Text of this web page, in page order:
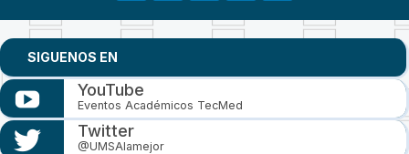
SIGUENOS EN
YouTube
Eventos Académicos TecMed
Twitter
@UMSAlamejor